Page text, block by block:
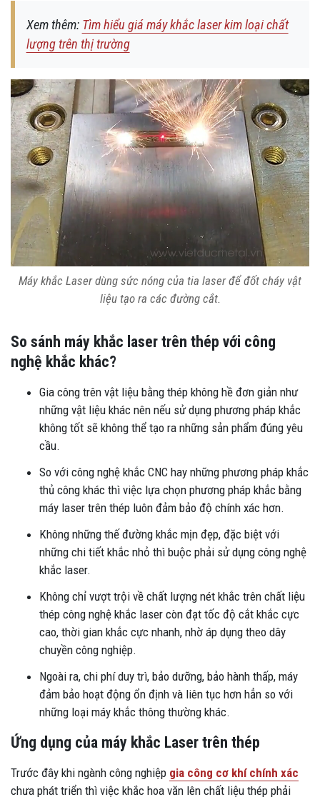
Xem thêm: Tìm hiểu giá máy khắc laser kim loại chất
lượng trên thị trường
Máy khắc Laser dùng sức nóng của tia laser để đốt cháy vật
liệu tạo ra các đường cắt.
So sánh máy khắc laser trên thép với công
nghệ khắc khác?
Gia công trên vật liệu bằng thép không hề đơn giản như
những vật liệu khác nên nếu sử dụng phương pháp khắc
không tốt sẽ không thể tạo ra những sản phẩm đúng yêu
cầu.
So với công nghệ khắc CNC hay những phương pháp khắc
thủ công khác thì việc lựa chọn phương pháp khắc bằng
máy laser trên thép luôn đảm bảo độ chính xác hơn.
Không những thế đường khắc mịn đẹp, đặc biệt với
những chi tiết khắc nhỏ thì buộc phải sử dụng công nghệ
khắc laser.
Không chỉ vượt trội về chất lượng nét khắc trên chất liệu
thép công nghệ khắc laser còn đạt tốc độ cắt khắc cực
cao, thời gian khắc cực nhanh, nhờ áp dụng theo dây
chuyền công nghiệp.
Ngoài ra, chi phí duy trì, bảo dưỡng, bảo hành thấp, máy
đảm bảo hoạt động ổn định và liên tục hơn hẳn so với
những loại máy khắc thông thường khác.
Ứng dụng của máy khắc Laser trên thép
Trước đây khi ngành công nghiệp gia công cơ khí chính xác
chưa phát triển thì việc khắc hoa văn lên chất liệu thép phải